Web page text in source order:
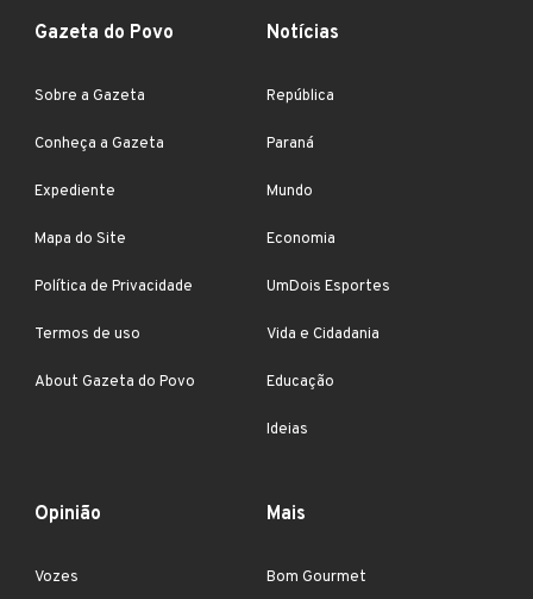
Gazeta do Povo
Sobre a Gazeta
Conheça a Gazeta
Expediente
Mapa do Site
Política de Privacidade
Termos de uso
About Gazeta do Povo
Notícias
República
Paraná
Mundo
Economia
UmDois Esportes
Vida e Cidadania
Educação
Ideias
Opinião
Vozes
Mais
Bom Gourmet